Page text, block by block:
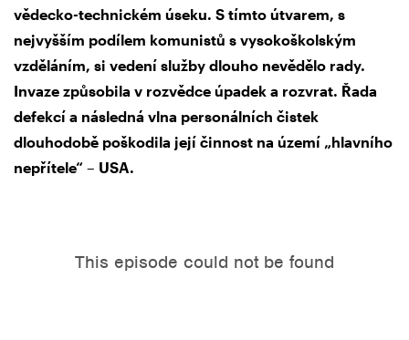
vědecko-technickém úseku. S tímto útvarem, s
nejvyšším podílem komunistů s vysokoškolským
vzděláním, si vedení služby dlouho nevědělo rady.
Invaze způsobila v rozvědce úpadek a rozvrat. Řada
defekcí a následná vlna personálních čistek
dlouhodobě poškodila její činnost na území „hlavního
nepřítele“ – USA.